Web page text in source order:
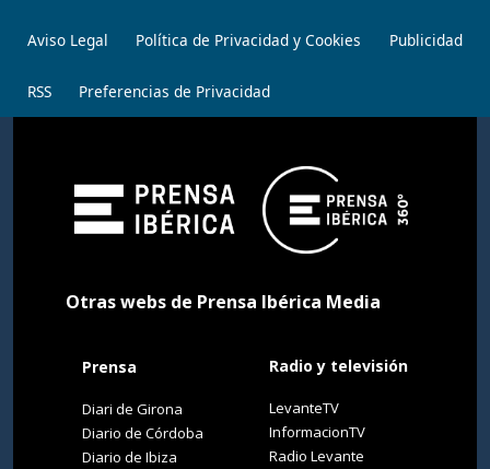
Aviso Legal Política de Privacidad y Cookies Publicidad
RSS Preferencias de Privacidad
Otras webs de Prensa Ibérica Media
Prensa
Diari de Girona
Diario de Córdoba
Diario de Ibiza
Radio y televisión
LevanteTV
InformacionTV
Radio Levante